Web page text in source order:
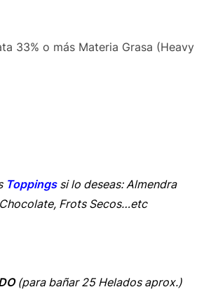
33% o más Materia Grasa (Heavy
Toppingssi lo deseas: Almendra
Frots Secos…etc
(para bañar 25 Helados aprox.)